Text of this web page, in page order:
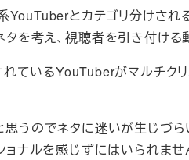
とカテゴリ分けされ
を考え、視聴者を引き付ける
いるYouTuberがマルチク
うのでネタに迷いが生じづ
ナルを感じずにはいられませ